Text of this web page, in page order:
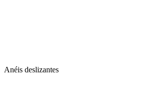
Anéis deslizantes